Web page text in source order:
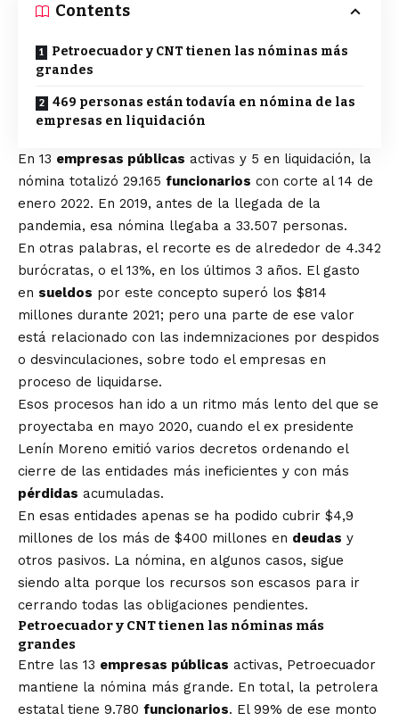
Contents
Petroecuador y CNT tienen las nóminas más
grandes
469 personas están todavía en nómina de las
empresas en liquidación
En 13 empresas públicas activas y 5 en liquidación, la
nómina totalizó 29.165 funcionarios con corte al 14 de
enero 2022. En 2019, antes de la llegada de la
pandemia, esa nómina llegaba a 33.507 personas.
En otras palabras, el recorte es de alrededor de 4.342
burócratas, o el 13%, en los últimos 3 años. El gasto
en sueldos por este concepto superó los $814
millones durante 2021; pero una parte de ese valor
está relacionado con las indemnizaciones por despidos
o desvinculaciones, sobre todo el empresas en
proceso de liquidarse.
Esos procesos han ido a un ritmo más lento del que se
proyectaba en mayo 2020, cuando el ex presidente
Lenín Moreno emitió varios decretos ordenando el
cierre de las entidades más ineficientes y con más
pérdidas acumuladas.
En esas entidades apenas se ha podido cubrir $4,9
millones de los más de $400 millones en deudas y
otros pasivos. La nómina, en algunos casos, sigue
siendo alta porque los recursos son escasos para ir
cerrando todas las obligaciones pendientes.
Petroecuador y CNT tienen las nóminas más
grandes
Entre las 13 empresas públicas activas, Petroecuador
mantiene la nómina más grande. En total, la petrolera
estatal tiene 9.780 funcionarios. El 99% de ese monto